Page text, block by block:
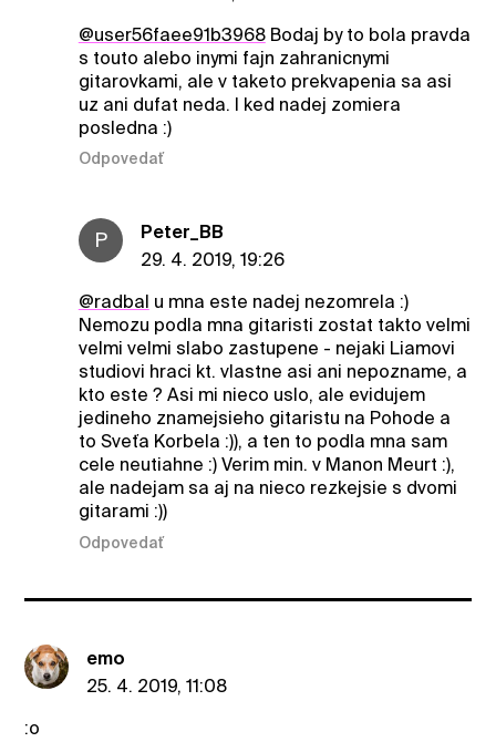
@user56faee91b3968Bodaj by to bola pravda
s touto alebo inymi fajn zahranicnymi
gitarovkami, ale v taketo prekvapenia sa asi
uz ani dufat neda. I ked nadej zomiera
posledna :)
Odpovedať
P
Peter_BB
29. 4. 2019, 19:26
@radbal u mna este nadej nezomrela :)
Nemozu podla mna gitaristi zostat takto velmi
velmi velmi slabo zastupene - nejaki Liamovi
studiovi hraci kt. vlastne asi ani nepozname, a
kto este ? Asi mi nieco uslo, ale evidujem
jedineho znamejsieho gitaristu na Pohode a
to Sveťa Korbela :)), a ten to podla mna sam
cele neutiahne :) Verim min. v Manon Meurt :),
ale nadejam sa aj na nieco rezkejsie s dvomi
gitarami :))
Odpovedať
emo
25. 4. 2019, 11:08
:o